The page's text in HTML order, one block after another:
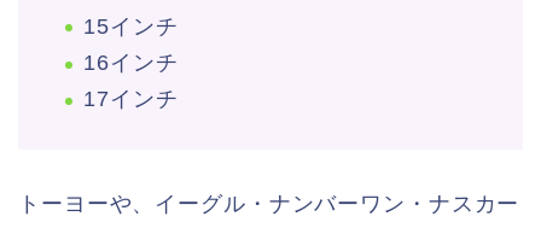
15インチ
16インチ
17インチ
トーヨーや、イーグル・ナンバーワン・ナスカー